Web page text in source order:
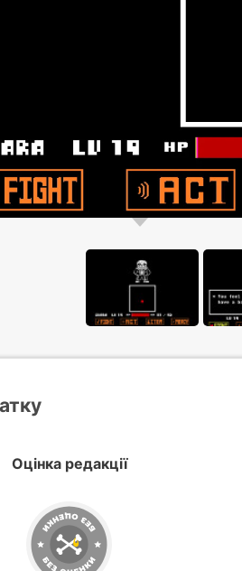
Оцінка редакції